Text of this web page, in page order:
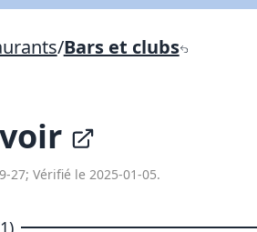
/Bars et clubs
27; Vérifié le 2025-01-05.